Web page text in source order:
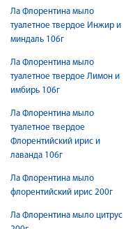
Ла Флорентина мыло
туалетное твердое Инжир и
миндаль 106г
Ла Флорентина мыло
туалетное твердое Лимон и
имбирь 106г
Ла Флорентина мыло
туалетное твердое
Флорентийский ирис и
лаванда 106г
Ла Флорентина мыло
флорентийский ирис 200г
Ла Флорентина мыло цитрус